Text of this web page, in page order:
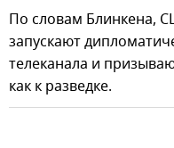
По словам Блинкена,
запускают
телеканала и
как к разведке.